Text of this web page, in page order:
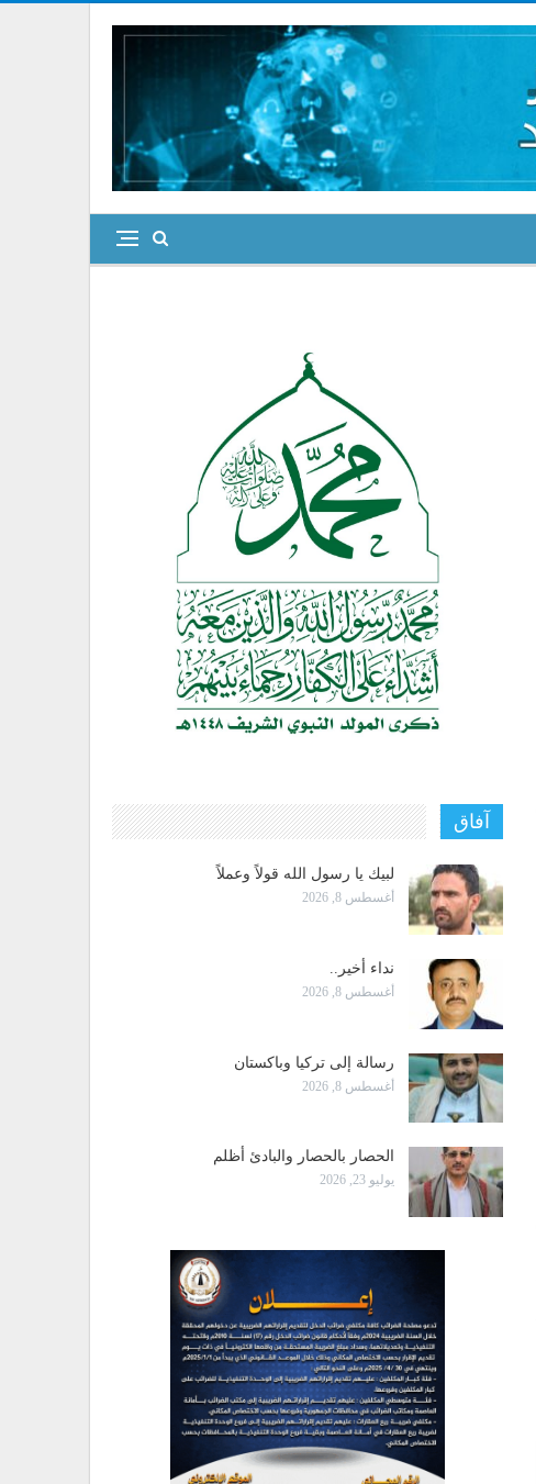
آفاق
لبيك يا رسول الله قولاً وعملاً
أغسطس 8, 2026
نداء أخير..
أغسطس 8, 2026
رسالة إلى تركيا وباكستان
أغسطس 8, 2026
الحصار بالحصار والبادئ أظلم
يوليو 23, 2026